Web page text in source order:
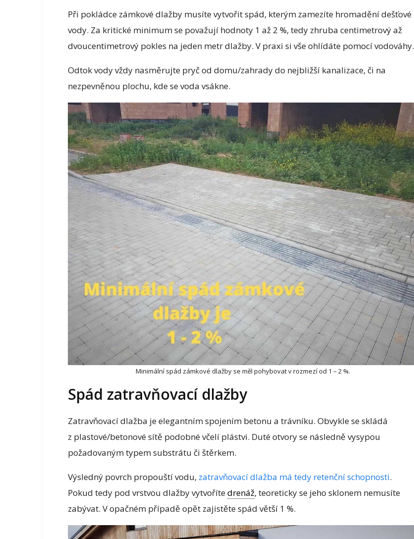
Při pokládce zámkové dlažby musíte vytvořit spád, kterým zamezíte hromadění dešťové
vody. Za kritické minimum se považují hodnoty 1 až 2 %, tedy zhruba centimetrový až
dvoucentimetrový pokles na jeden metr dlažby. V praxi si vše ohlídáte pomocí vodováhy.
Odtok vody vždy nasměrujte pryč od domu/zahrady do nejbližší kanalizace, či na
nezpevněnou plochu, kde se voda vsákne.
Minimální spád zámkové dlažby se měl pohybovat v rozmezí od 1 – 2 %.
Spád zatravňovací dlažby
Zatravňovací dlažba je elegantním spojením betonu a trávníku. Obvykle se skládá
z plastové/betonové sítě podobné včelí plástvi. Duté otvory se následně vysypou
požadovaným typem substrátu či štěrkem.
Výsledný povrch propouští vodu, zatravňovací dlažba má tedy retenční schopnosti.
Pokud tedy pod vrstvou dlažby vytvořítedrenáž, teoreticky se jeho sklonem nemusíte
zabývat. V opačném případě opět zajistěte spád větší 1 %.